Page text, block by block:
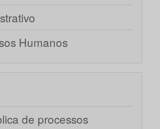
Humanos
de processos